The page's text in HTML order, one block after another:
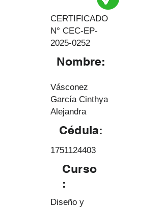
CERTIFICADO
N° CEC-EP-
2025-0252
Nombre:
Vásconez
García Cinthya
Alejandra
Cédula:
1751124403
Curso
:
Diseño y